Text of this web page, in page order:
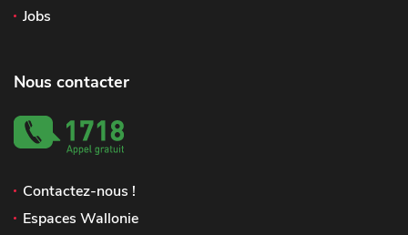
Jobs
Nous contacter
Contactez-nous !
Espaces Wallonie